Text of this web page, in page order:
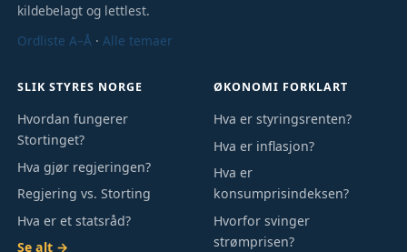
kildebelagt og lettlest.
Ordliste A–Å ·Alle temaer
SLIK STYRES NORGE
Hvordan fungerer
Stortinget?
Hva gjør regjeringen?
Regjering vs. Storting
Hva er et statsråd?
Se alt →
ØKONOMI FORKLART
Hva er styringsrenten?
Hva er inflasjon?
Hva er
konsumprisindeksen?
Hvorfor svinger
strømprisen?